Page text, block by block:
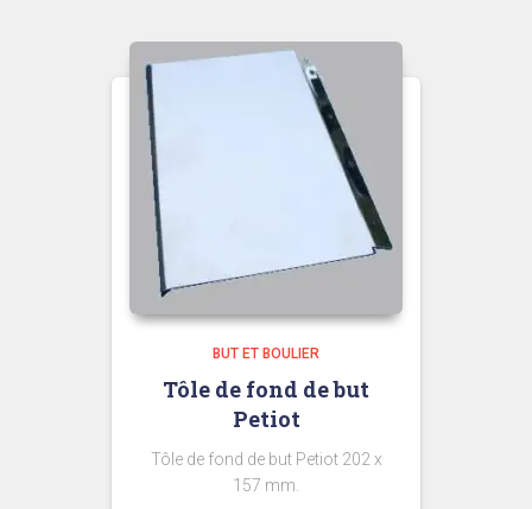
BUT ET BOULIER
Tôle de fond de but
Petiot
Tôle de fond de but Petiot 202 x
157 mm.